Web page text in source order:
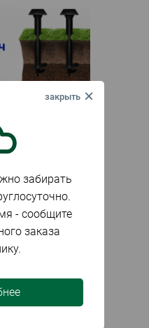
забирать
- сообщите
заказа